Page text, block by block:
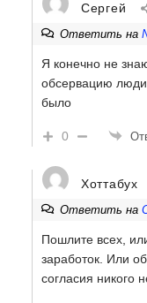
Сергей
Ответить на
Я конечно не
обсервацию
было
0
Хоттабух
Ответить на
Пошлите всех,
заработок. Или
согласия никого